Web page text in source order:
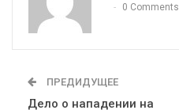
0 Comments
ПРЕДИДУЩЕЕ
Дело о нападении на